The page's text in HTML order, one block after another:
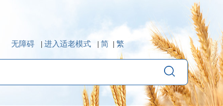
无障碍 | 进入适老模式 | 简 | 繁